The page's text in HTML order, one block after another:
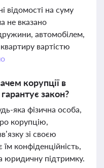
відомості на суму
не вказано
автомобілем,
вартістю
корупції в
закон?
яка фізична особа,
корупцію,
зі своєю
конфіденційність,
юридичну підтримку.